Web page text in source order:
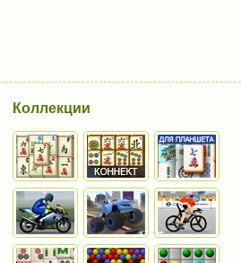
Коллекции